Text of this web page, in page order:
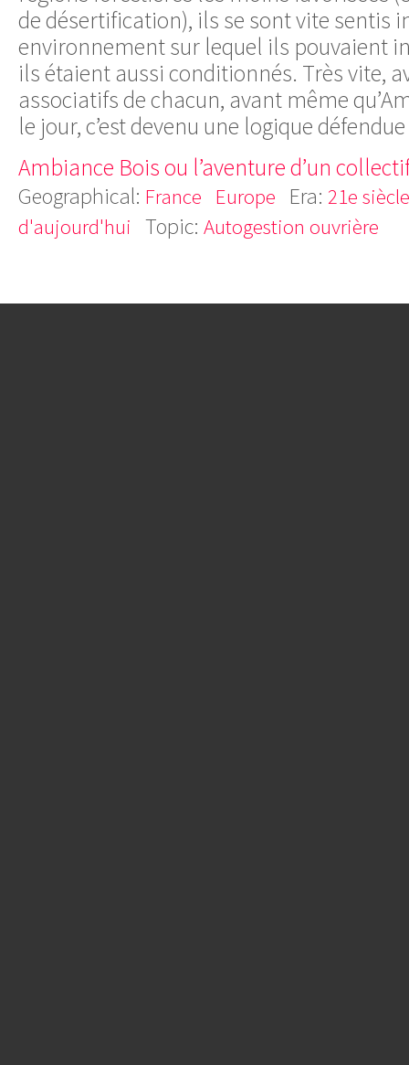
de désertification), ils se sont vite sentis
environnement sur lequel ils pouvaient
ils étaient aussi conditionnés. Très vite,
associatifs de chacun, avant même
le jour, c’est devenu une logique
Ambiance Bois ou l’aventure d’un
Geographical: France Europe Era: 21e
d'aujourd'hui Topic: Autogestion ouvrière